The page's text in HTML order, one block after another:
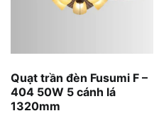
Quạt trần đèn Fusumi F –
404 50W 5 cánh lá
1320mm